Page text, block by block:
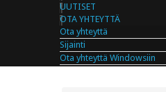
UUTISET
OTA YHTEYTTÄ
Ota yhteyttä
Sijainti
Ota yhteyttä Windowsiin